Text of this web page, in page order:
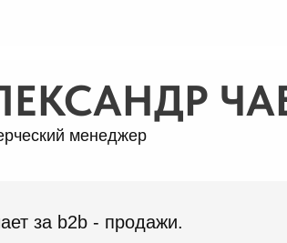
менеджер
за b2b - продажи.